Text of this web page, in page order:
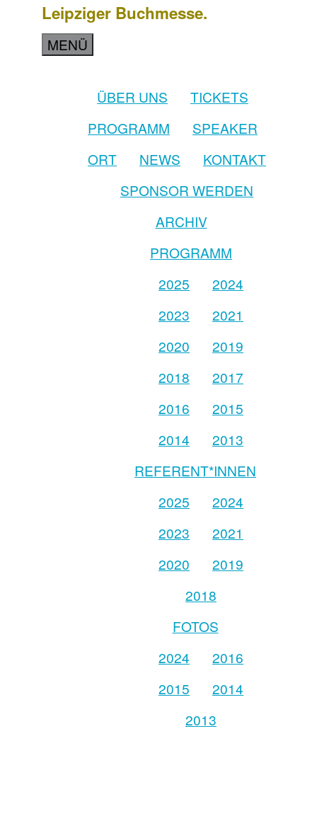
Leipziger Buchmesse.
MENÜ
ÜBER UNS
TICKETS
PROGRAMM
SPEAKER
ORT
NEWS
KONTAKT
SPONSOR WERDEN
ARCHIV
PROGRAMM
2025
2024
2023
2021
2020
2019
2018
2017
2016
2015
2014
2013
REFERENT*INNEN
2025
2024
2023
2021
2020
2019
2018
FOTOS
2024
2016
2015
2014
2013